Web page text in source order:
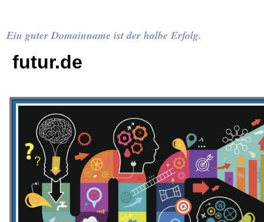
Ein guter Domainname ist der halbe Erfolg.
futur.de